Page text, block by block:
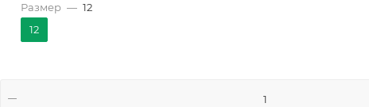
Размер — 12
12